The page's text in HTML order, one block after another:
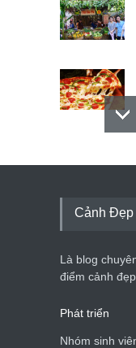
Cảnh Đẹp
Là blog
điểm cảnh
Phát triển
Nhóm sinh